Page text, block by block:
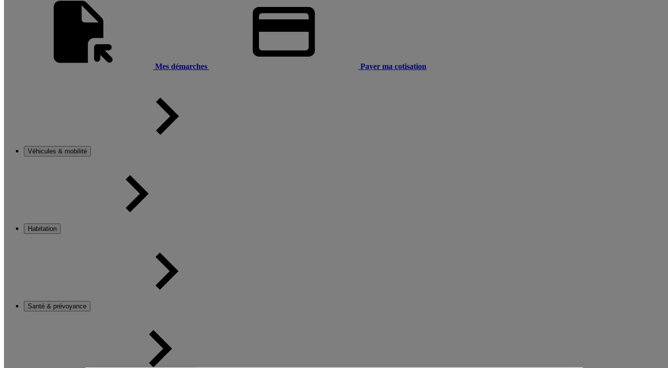
Mes démarches Payer ma cotisation
Véhicules & mobilité
Habitation
Santé & prévoyance